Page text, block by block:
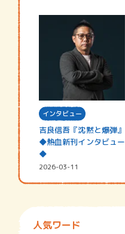
インタビュー
吉良信吾『沈黙と爆弾』
◆熱血新刊インタビュー
◆
2026-03-11
人気ワード